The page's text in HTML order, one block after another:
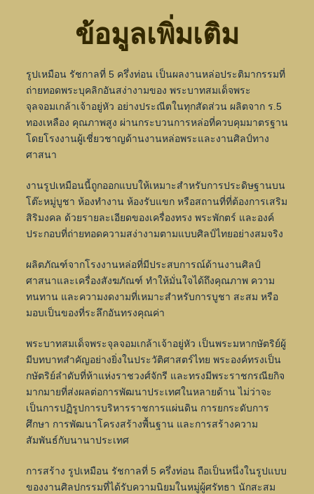
ข้อมูลเพิ่มเติม
รูปเหมือน รัชกาลที่ 5 ครึ่งท่อน เป็นผลงานหล่อประติมากรรมที่
ถ่ายทอดพระบุคลิกอันสง่างามของ พระบาทสมเด็จพระ
จุลจอมเกล้าเจ้าอยู่หัว อย่างประณีตในทุกสัดส่วน ผลิตจาก ร.5
ทองเหลือง คุณภาพสูง ผ่านกระบวนการหล่อที่ควบคุมมาตรฐาน
โดยโรงงานผู้เชี่ยวชาญด้านงานหล่อพระและงานศิลป์ทาง
ศาสนา
งานรูปเหมือนนี้ถูกออกแบบให้เหมาะสำหรับการประดิษฐานบน
โต๊ะหมู่บูชา ห้องทำงาน ห้องรับแขก หรือสถานที่ที่ต้องการเสริม
สิริมงคล ด้วยรายละเอียดของเครื่องทรง พระพักตร์ และองค์
ประกอบที่ถ่ายทอดความสง่างามตามแบบศิลป์ไทยอย่างสมจริง
ผลิตภัณฑ์จากโรงงานหล่อที่มีประสบการณ์ด้านงานศิลป์
ศาสนาและเครื่องสังฆภัณฑ์ ทำให้มั่นใจได้ถึงคุณภาพ ความ
ทนทาน และความงดงามที่เหมาะสำหรับการบูชา สะสม หรือ
มอบเป็นของที่ระลึกอันทรงคุณค่า
พระบาทสมเด็จพระจุลจอมเกล้าเจ้าอยู่หัว เป็นพระมหากษัตริย์ผู้
มีบทบาทสำคัญอย่างยิ่งในประวัติศาสตร์ไทย พระองค์ทรงเป็น
กษัตริย์ลำดับที่ห้าแห่งราชวงศ์จักรี และทรงมีพระราชกรณียกิจ
มากมายที่ส่งผลต่อการพัฒนาประเทศในหลายด้าน ไม่ว่าจะ
เป็นการปฏิรูปการบริหารราชการแผ่นดิน การยกระดับการ
ศึกษา การพัฒนาโครงสร้างพื้นฐาน และการสร้างความ
สัมพันธ์กับนานาประเทศ
การสร้าง รูปเหมือน รัชกาลที่ 5 ครึ่งท่อน ถือเป็นหนึ่งในรูปแบบ
ของงานศิลปกรรมที่ได้รับความนิยมในหมู่ผู้ศรัทธา นักสะสม